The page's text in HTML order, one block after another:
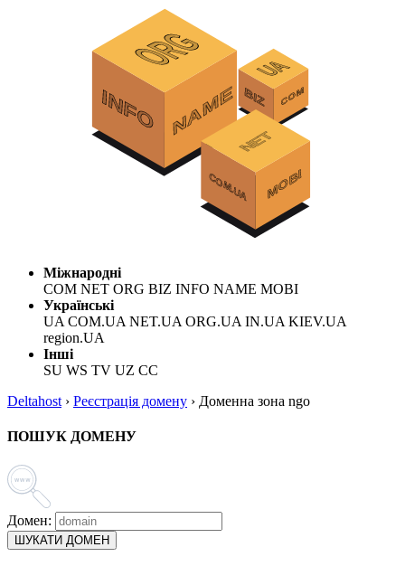
Міжнародні
COM NET ORG BIZ INFO NAME MOBI
Українські
UA COM.UA NET.UA ORG.UA IN.UA KIEV.UA
region.UA
Інші
SU WS TV UZ CC
Deltahost › Реєстрація домену › Доменна зона ngo
ПОШУК ДОМЕНУ
Домен:
ШУКАТИ ДОМЕН